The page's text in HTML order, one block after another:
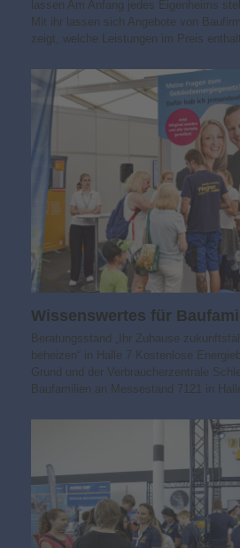
lassen Am Anfang jedes Eigenheims
Mit ihr lassen sich Angebote von
zeigt, welche Leistungen im Preis
Wissens­wertes für
Beratungsstand „Ihr Zuhause
beheizen“ in Halle 7 Kostenlose
Grund und der Verbraucherzentrale
Baufamilien an Messestand 7121 in